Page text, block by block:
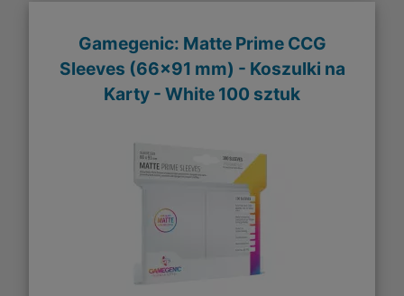
Gamegenic: Matte Prime CCG
Sleeves (66x91 mm) - Koszulki na
Karty - White 100 sztuk